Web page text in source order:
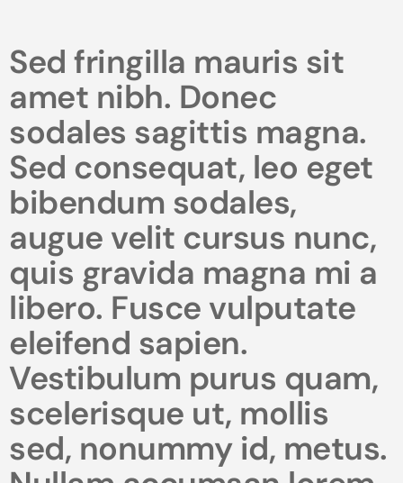
Sed fringilla mauris sit
amet nibh. Donec
sodales sagittis magna.
Sed consequat, leo eget
bibendum sodales,
augue velit cursus nunc,
quis gravida magna mi a
libero. Fusce vulputate
eleifend sapien.
Vestibulum purus quam,
scelerisque ut, mollis
sed, nonummy id, metus.